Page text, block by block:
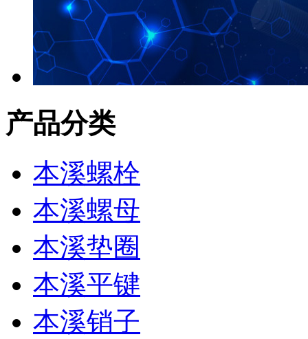
产品分类
本溪螺栓
本溪螺母
本溪垫圈
本溪平键
本溪销子